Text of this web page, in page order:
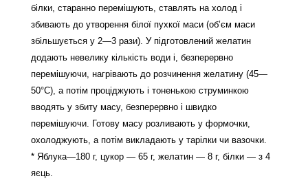
білки, старанно перемішують, ставлять на холод і
збивають до утворення білої пухкої маси (об’єм маси
збільшується у 2—3 рази). У підготовлений желатин
додають невелику кількість води і, безперервно
перемішуючи, нагрівають до розчинення желатину (45—
50°С), а потім проціджують і тоненькою струминкою
вводять у збиту масу, безперервно і швидко
перемішуючи. Готову масу розливають у формочки,
охолоджують, а потім викладають у тарілки чи вазочки.
* Яблука—180 г, цукор — 65 г, желатин — 8 г, білки — з 4
яєць.